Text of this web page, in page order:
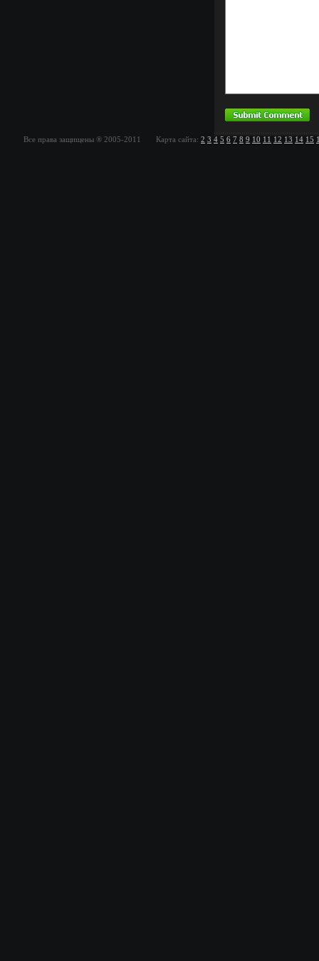
Все права защищены ® 2005-2011 Карта сайта: 2 3 4 5 6 7 8 9 10 11 12 13 14 15